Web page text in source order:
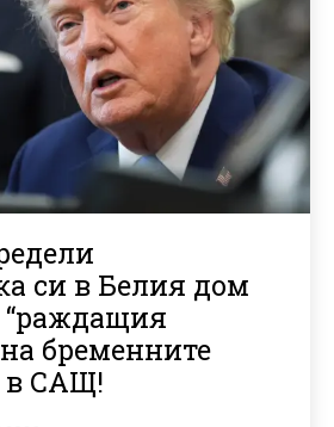
си в Белия дом
“раждащия
бременните
в САЩ!